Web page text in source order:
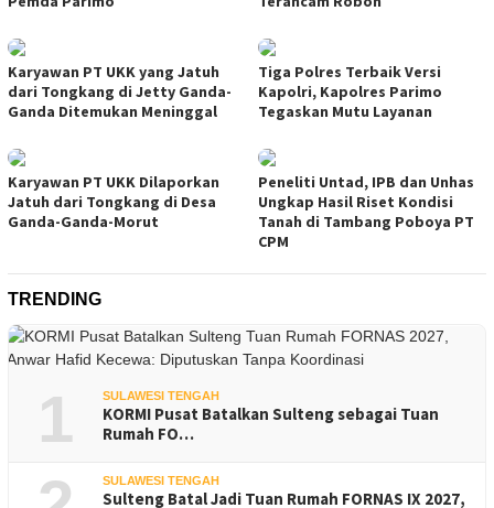
Karyawan PT UKK yang Jatuh
dari Tongkang di Jetty Ganda-
Ganda Ditemukan Meninggal
Tiga Polres Terbaik Versi
Kapolri, Kapolres Parimo
Tegaskan Mutu Layanan
Karyawan PT UKK Dilaporkan
Jatuh dari Tongkang di Desa
Ganda-Ganda-Morut
Peneliti Untad, IPB dan Unhas
Ungkap Hasil Riset Kondisi
Tanah di Tambang Poboya PT
CPM
TRENDING
1 SULAWESI TENGAH
KORMI Pusat Batalkan Sulteng sebagai Tuan
Rumah FO…
SULAWESI TENGAH
Sulteng Batal Jadi Tuan Rumah FORNAS IX 2027,